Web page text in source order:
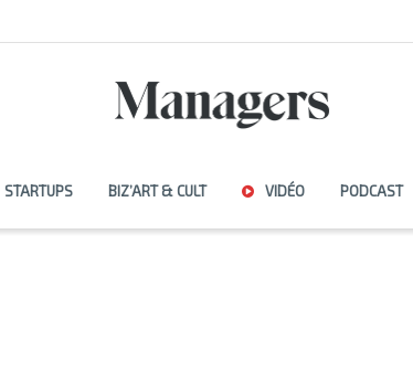
STARTUPS BIZ’ART & CULT VIDÉO PODCAST